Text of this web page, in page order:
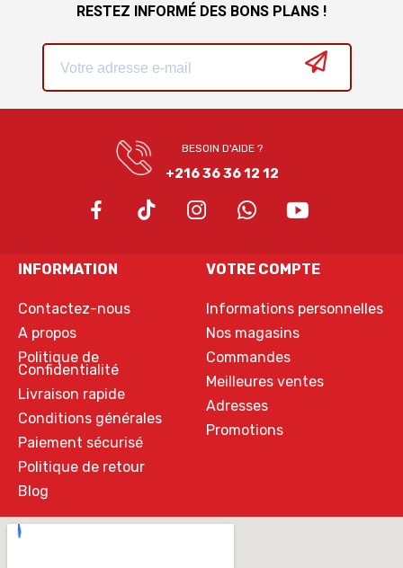
RESTEZ INFORMÉ DES BONS PLANS !
BESOIN D'AIDE ?
+216 36 36 12 12
INFORMATION
Contactez-nous
A propos
Politique de
Confidentialité
Livraison rapide
Conditions générales
Paiement sécurisé
Politique de retour
Blog
VOTRE COMPTE
Informations personnelles
Nos magasins
Commandes
Meilleures ventes
Adresses
Promotions